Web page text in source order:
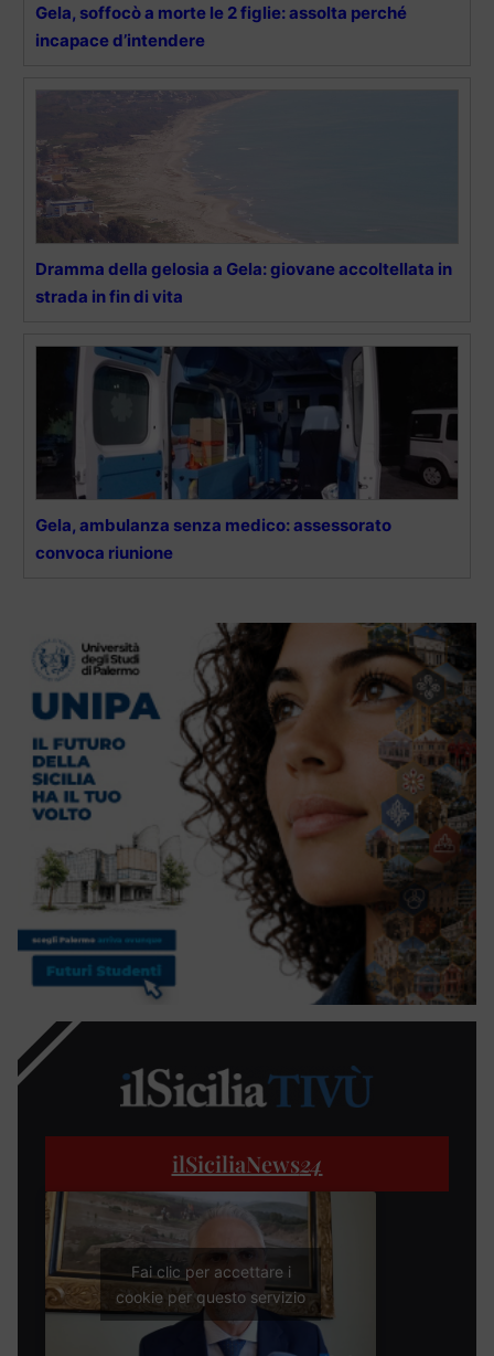
Gela, soffocò a morte le 2 figlie: assolta perché
incapace d’intendere
Dramma della gelosia a Gela: giovane accoltellata in
strada in fin di vita
Gela, ambulanza senza medico: assessorato
convoca riunione
ilSiciliaNews24
Fai clic per accettare i
cookie per questo servizio